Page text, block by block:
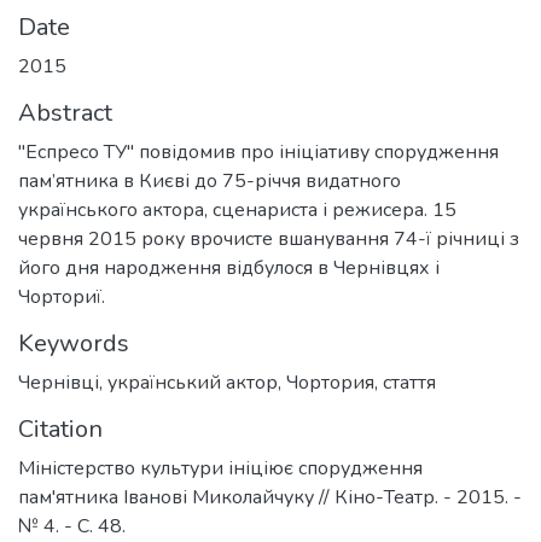
Date
2015
Abstract
"Еспресо ТУ" повідомив про ініціативу спорудження
пам’ятника в Києві до 75-річчя видатного
українського актора, сценариста і режисера. 15
червня 2015 року врочисте вшанування 74-ї річниці з
його дня народження відбулося в Чернівцях і
Чорториї.
Keywords
Чернівці, український актор, Чортория, стаття
Citation
Міністерство культури ініціює спорудження
пам'ятника Іванові Миколайчуку // Кіно-Театр. - 2015. -
№ 4. - C. 48.